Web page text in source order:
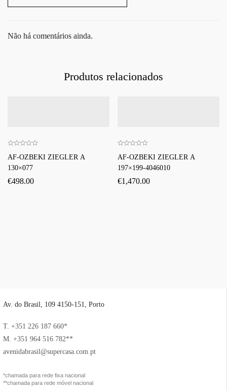
Não há comentários ainda.
Produtos relacionados
AF-OZBEKI ZIEGLER A
130×077
€498.00
AF-OZBEKI ZIEGLER A
197×199-4046010
€1,470.00
Av. do Brasil, 109 4150-151, Porto
T. +351 226 187 660*
M. +351 964 516 782**
avenidabrasil@supercasa.com.pt
*chamada para rede fixa nacional
**chamada para rede móvel nacional